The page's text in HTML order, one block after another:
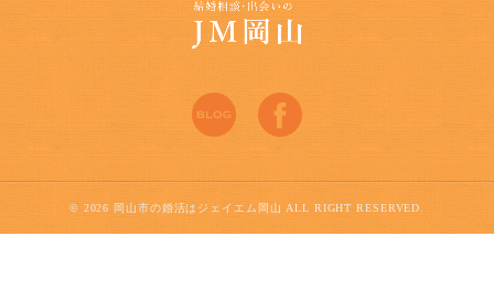
© 2026 岡山市の婚活はジェイエム岡山 ALL RIGHT RESERVED.